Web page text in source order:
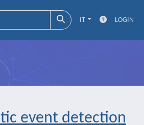
IT LOGIN
event detection